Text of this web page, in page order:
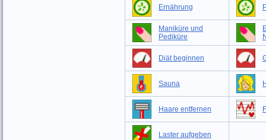
Ernährung
Maniküre und
Pediküre
Diät beginnen
Sauna
Haare entfernen
Laster aufgeben